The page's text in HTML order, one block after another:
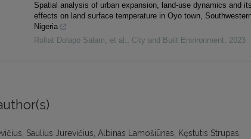
Spatial analysis of urban expansion, land-use dynamics and
effects on land surface temperature in Oyo town,
Nigeria
Rofiat Dolapo Salam, et al. , City and Built Environment, 2023
Saulius Jurevičius, Albinas Lamošiūnas, Kęstutis Strupas,